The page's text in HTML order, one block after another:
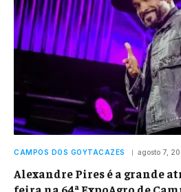
CAMPOS DOS GOYTACAZES agosto 7,
Alexandre Pires é a grande
feira na 64ª ExpoAgro de